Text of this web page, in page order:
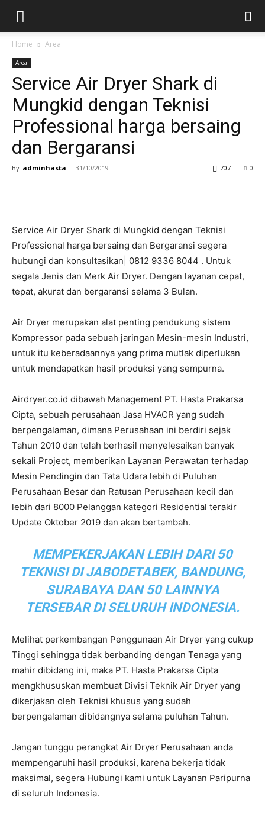
Home Area
Area
Service Air Dryer Shark di
Mungkid dengan Teknisi
Professional harga bersaing
dan Bergaransi
By adminhasta - 31/10/2019 0
707
Service Air Dryer Shark di Mungkid dengan Teknisi
Professional harga bersaing dan Bergaransi segera
hubungi dan konsultasikan| 0812 9336 8044 . Untuk
segala Jenis dan Merk Air Dryer. Dengan layanan cepat,
tepat, akurat dan bergaransi selama 3 Bulan.
Air Dryer merupakan alat penting pendukung sistem
Kompressor pada sebuah jaringan Mesin-mesin Industri,
untuk itu keberadaannya yang prima mutlak diperlukan
untuk mendapatkan hasil produksi yang sempurna.
Airdryer.co.id dibawah Management PT. Hasta Prakarsa
Cipta, sebuah perusahaan Jasa HVACR yang sudah
berpengalaman, dimana Perusahaan ini berdiri sejak
Tahun 2010 dan telah berhasil menyelesaikan banyak
sekali Project, memberikan Layanan Perawatan terhadap
Mesin Pendingin dan Tata Udara lebih di Puluhan
Perusahaan Besar dan Ratusan Perusahaan kecil dan
lebih dari 8000 Pelanggan kategori Residential terakir
Update Oktober 2019 dan akan bertambah.
MEMPEKERJAKAN LEBIH DARI 50
TEKNISI DI JABODETABEK, BANDUNG,
SURABAYA DAN 50 LAINNYA
TERSEBAR DI SELURUH INDONESIA.
Melihat perkembangan Penggunaan Air Dryer yang cukup
Tinggi sehingga tidak berbanding dengan Tenaga yang
mahir dibidang ini, maka PT. Hasta Prakarsa Cipta
mengkhususkan membuat Divisi Teknik Air Dryer yang
dikerjakan oleh Teknisi khusus yang sudah
berpengalaman dibidangnya selama puluhan Tahun.
Jangan tunggu perangkat Air Dryer Perusahaan anda
mempengaruhi hasil produksi, karena bekerja tidak
maksimal, segera Hubungi kami untuk Layanan Paripurna
di seluruh Indonesia.